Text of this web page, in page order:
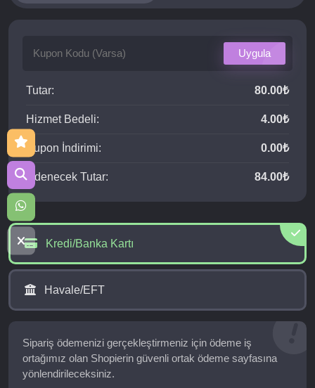
Uygula
Tutar: 80.00₺
Hizmet Bedeli: 4.00₺
Kupon İndirimi: 0.00₺
Ödenecek Tutar: 84.00₺
Kredi/Banka Kartı
Havale/EFT
Sipariş ödemenizi gerçekleştirmeniz için ödeme iş
ortağımız olan Shopierin güvenli ortak ödeme sayfasına
yönlendirileceksiniz.